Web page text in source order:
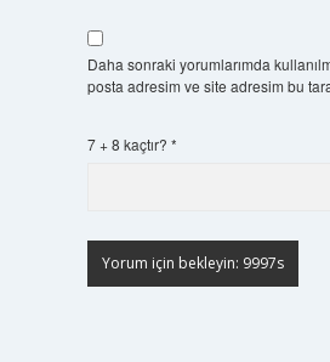
Daha sonraki yorumlarımda
posta adresim ve site adresim bu
7 + 8 kaçtır? *